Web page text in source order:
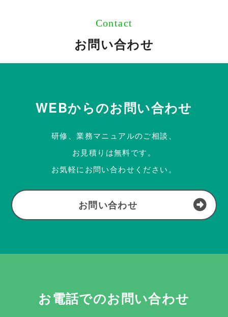
Contact
お問い合わせ
WEBからのお問い合わせ
研修、業務マニュアルのご相談、
お見積りは無料です。
お気軽にお問い合わせください。
お問い合わせ
お電話でのお問い合わせ